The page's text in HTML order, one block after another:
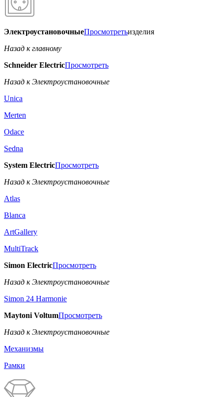
ЭлектроустановочныеПросмотретьизделия
Назад к главному
Schneider ElectricПросмотреть
Назад к Электроустановочные
Unica
Merten
Odace
Sedna
System ElectricПросмотреть
Назад к Электроустановочные
Atlas
Blanca
ArtGallery
MultiTrack
Simon ElectricПросмотреть
Назад к Электроустановочные
Simon 24 Harmonie
Maytoni VoltumПросмотреть
Назад к Электроустановочные
Механизмы
Рамки